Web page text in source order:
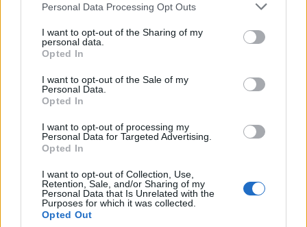
Personal Data Processing Opt Outs
I want to opt-out of the Sharing of my
personal data.
Opted In
I want to opt-out of the Sale of my
Personal Data.
Opted In
I want to opt-out of processing my
Personal Data for Targeted Advertising.
Opted In
I want to opt-out of Collection, Use,
Retention, Sale, and/or Sharing of my
Personal Data that Is Unrelated with the
Purposes for which it was collected.
Opted Out
3
UUTISET
F/A-18 Hornet jyrähtää ylilennolle
Jyväskylässä – katuja suljetaan